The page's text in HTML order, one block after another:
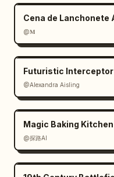
@𝐌
Futuristic Interceptor
@Alexandra Aisling
Magic Baking
@探路AI